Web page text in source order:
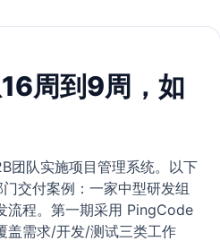
周到9周，如
团队实施项目管理系统。以下
交付案例：一家中型研发组
流程。第一期采用 PingCode
盖需求/开发/测试三类工作